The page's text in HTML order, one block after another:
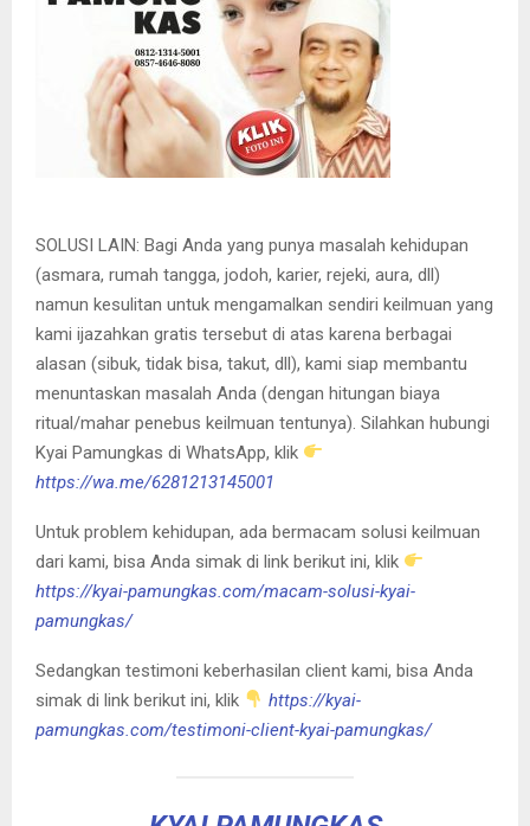
SOLUSI LAIN: Bagi Anda yang punya masalah kehidupan
(asmara, rumah tangga, jodoh, karier, rejeki, aura, dll)
namun kesulitan untuk mengamalkan sendiri keilmuan yang
kami ijazahkan gratis tersebut di atas karena berbagai
alasan (sibuk, tidak bisa, takut, dll), kami siap membantu
menuntaskan masalah Anda (dengan hitungan biaya
ritual/mahar penebus keilmuan tentunya). Silahkan hubungi
Kyai Pamungkas di WhatsApp, klik
https://wa.me/6281213145001
Untuk problem kehidupan, ada bermacam solusi keilmuan
dari kami, bisa Anda simak di link berikut ini, klik
https://kyai-pamungkas.com/macam-solusi-kyai-
pamungkas/
Sedangkan testimoni keberhasilan client kami, bisa Anda
simak di link berikut ini, klik
https://kyai-
pamungkas.com/testimoni-client-kyai-pamungkas/